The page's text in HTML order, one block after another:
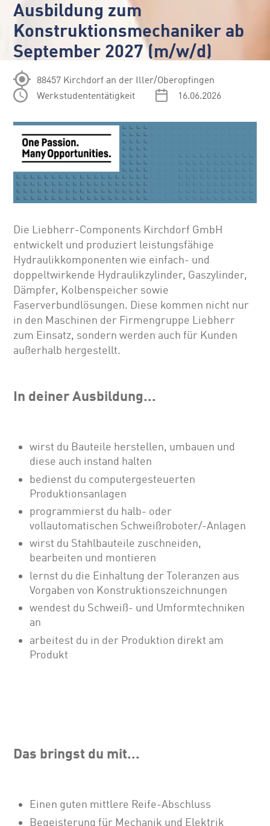
Ausbildung zum
Konstruktionsmechaniker ab
September 2027 (m/w/d)
88457 Kirchdorf an der Iller/Oberopfingen
Werkstudententätigkeit
16.06.2026
Die Liebherr-Components Kirchdorf GmbH
entwickelt und produziert leistungsfähige
Hydraulikkomponenten wie einfach- und
doppeltwirkende Hydraulikzylinder, Gaszylinder,
Dämpfer, Kolbenspeicher sowie
Faserverbundlösungen. Diese kommen nicht nur
in den Maschinen der Firmengruppe Liebherr
zum Einsatz, sondern werden auch für Kunden
außerhalb hergestellt.
In deiner Ausbildung...
wirst du Bauteile herstellen, umbauen und
diese auch instand halten
bedienst du computergesteuerten
Produktionsanlagen
programmierst du halb- oder
vollautomatischen Schweißroboter/-Anlagen
wirst du Stahlbauteile zuschneiden,
bearbeiten und montieren
lernst du die Einhaltung der Toleranzen aus
Vorgaben von Konstruktionszeichnungen
wendest du Schweiß- und Umformtechniken
an
arbeitest du in der Produktion direkt am
Produkt
Das bringst du mit...
Einen guten mittlere Reife-Abschluss
Begeisterung für Mechanik und Elektrik